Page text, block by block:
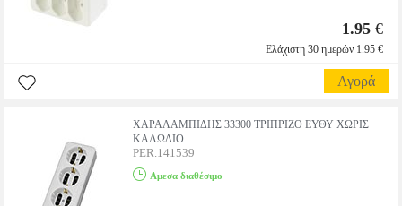
1.95 €
Ελάχιστη 30 ημερών 1.95 €
Αγορά
ΧΑΡΑΛΑMΠΙΔΗΣ 33300 ΤΡΙΠΡΙΖΟ ΕΥΘΥ ΧΩΡΙΣ
ΚΑΛΩΔΙΟ
PER.141539
Αμεσα διαθέσιμο